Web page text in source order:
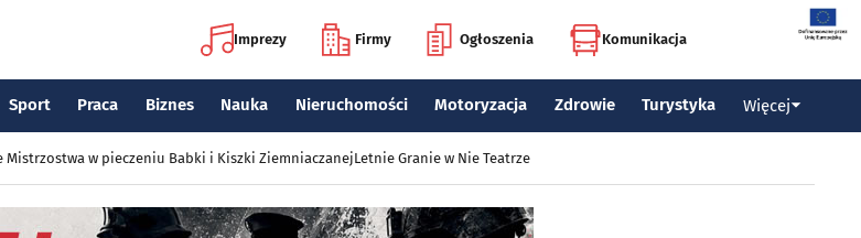
Imprezy Firmy Ogłoszenia Komunikacja
Sport Praca Biznes Nauka Nieruchomości Motoryzacja Zdrowie Turystyka Więcej
Mistrzostwa w pieczeniu Babki i Kiszki ZiemniaczanejLetnie Granie w Nie Teatrze